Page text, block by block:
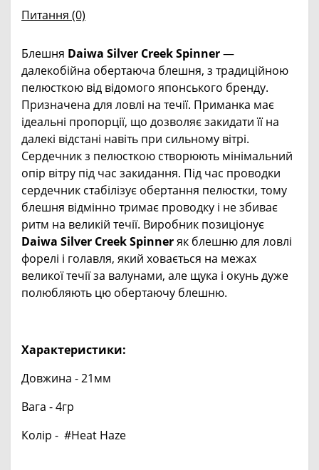
Питання (0)
Блешня Daiwa Silver Creek Spinner—
далекобійна обертаюча блешня, з традиційною
пелюсткою від відомого японського бренду.
Призначена для ловлі на течії. Приманка має
ідеальні пропорції, що дозволяє закидати її на
далекі відстані навіть при сильному вітрі.
Сердечник з пелюсткою створюють мінімальний
опір вітру під час закидання. Під час проводки
сердечник стабілізує обертання пелюстки, тому
блешня відмінно тримає проводку і не збиває
ритм на великій течії. Виробник позиціонує
Daiwa Silver Creek Spinnerяк блешню для ловлі
форелі і голавля, який ховається на межах
великої течії за валунами, але щука і окунь дуже
полюбляють цю обертаючу блешню.
Характеристики:
Довжина - 21мм
Вага - 4гр
Колір - #Heat Haze